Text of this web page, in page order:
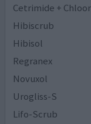
Cetrimide +
Hibiscrub
Hibisol
Regranex
Novuxol
Urogliss-S
Lifo-Scrub